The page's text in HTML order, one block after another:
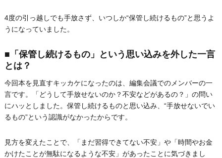
4度の引っ越しでも手放さず、いつしか“保管し続けるもの”と思うよ
うになっていました。
■「保管し続けるもの」という思い込みを外した一言
とは？
今回本を見直すキッカケになったのは、編集会議でのメンバーの一
言です。「どうして手放せないのか？不安などがあるの？」の問い
にハッとしました。保管し続けるものと思い込み、“手放せないでい
るもの”という認識がなかったからです。
見方を変えたことで、「まだ習得できてない不安」や「時間やお金
かけたことが無駄になるような不安」があったことに気づきまし